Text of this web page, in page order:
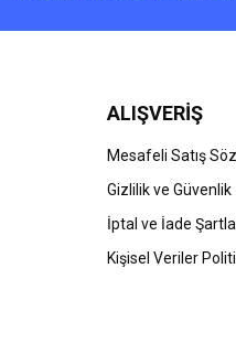
olmalı. ALIŞVERİŞ
Mesafeli Satış
Gizlilik ve Güvenlik
İptal ve İade
Kişisel Veriler